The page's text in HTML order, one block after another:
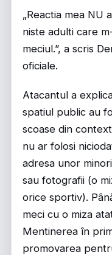
„Reactia mea NU
niste adulti care
meciul.”, a scris
oficiale.
Atacantul a
spatiul public au
scoase din
nu ar folosi
adresa unor
sau fotografii (o
orice sportiv).
meci cu o miza
Mentinerea în
promovarea